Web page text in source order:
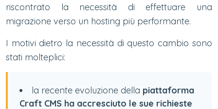
riscontrato la necessità di effettuare una
migrazione verso un hosting più performante.
I motivi dietro la necessità di questo cambio sono
stati molteplici:
la recente evoluzione della piattaforma
Craft CMS ha accresciuto le sue richieste